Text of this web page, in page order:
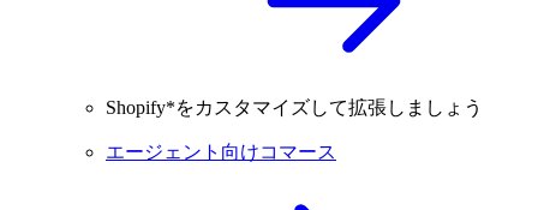
Shopify*をカスタマイズして拡張しましょう
エージェント向けコマース